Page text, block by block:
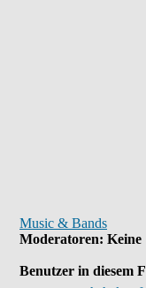
Music & Bands
Moderatoren: Keine
Benutzer in diesem